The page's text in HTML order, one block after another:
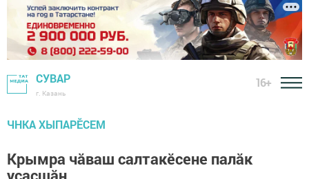
СУВАР
г. Казань
16+
ЧНКА ХЫПАРӖСЕМ
Крымра чăваш салтакӗсене палăк